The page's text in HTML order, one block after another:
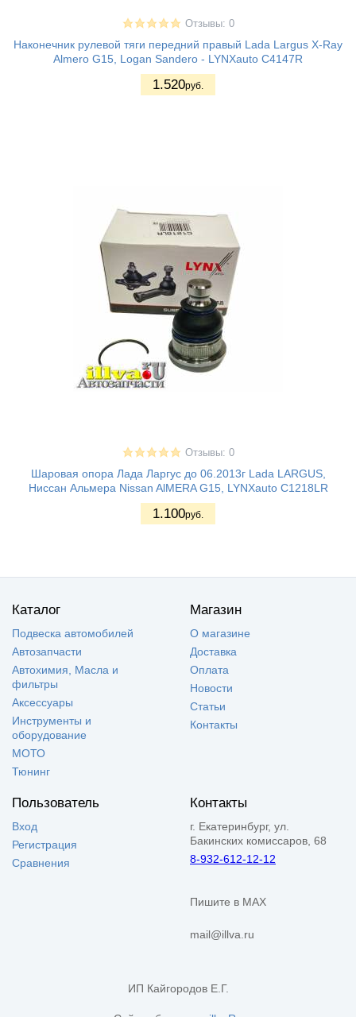
Отзывы: 0
Наконечник рулевой тяги передний правый Lada Largus X-Ray
Almero G15, Logan Sandero - LYNXauto C4147R
1.520руб.
Отзывы: 0
Шаровая опора Лада Ларгус до 06.2013г Lada LARGUS,
Ниссан Альмера Nissan AlMERA G15, LYNXauto C1218LR
1.100руб.
Каталог
Подвеска автомобилей
Автозапчасти
Автохимия, Масла и
фильтры
Аксессуары
Инструменты и
оборудование
МОТО
Тюнинг
Магазин
О магазине
Доставка
Оплата
Новости
Статьи
Контакты
Пользователь
Вход
Регистрация
Сравнения
Контакты
г. Екатеринбург, ул.
Бакинских комиссаров, 68
8-932-612-12-12
Пишите в MAX
mail@illva.ru
ИП Кайгородов Е.Г.